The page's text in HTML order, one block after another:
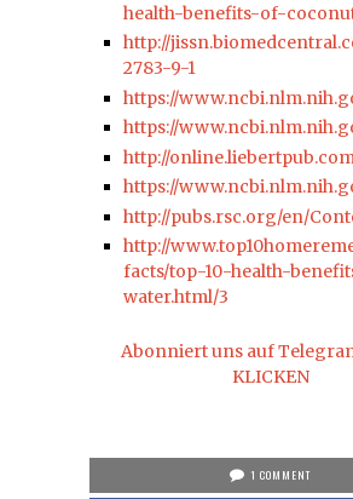
health-benefits-of-
http://
2783-9-1
https://
https://
http://
https://
http://pubs.rsc.org/en/
http://
facts/top-10-health-
water.html/3
Abonniert uns auf
KLICKEN
1 COMMENT